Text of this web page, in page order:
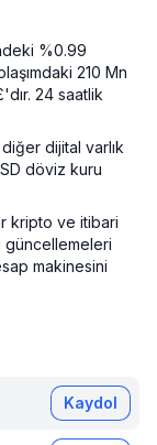
%0.99
210 Mn
24 saatlik
dijital varlık
döviz kuru
kripto ve itibari
güncellemeleri
makinesini
Kaydol